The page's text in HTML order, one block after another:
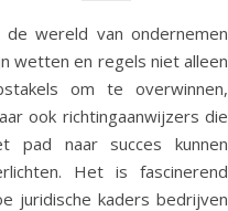
de wereld van ondernemen
wetten en regels niet alleen
om te overwinnen,
ook richtingaanwijzers die
pad naar succes kunnen
Het is fascinerend
juridische kaders bedrijven